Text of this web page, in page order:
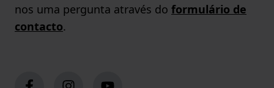
nos uma pergunta através do formulário de
contacto.